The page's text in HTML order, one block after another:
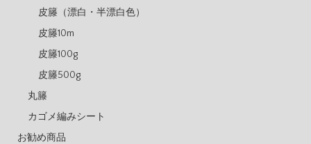
皮籐（漂白・半漂白色）
皮籐10m
皮籐100g
皮籐500g
丸籐
カゴメ編みシート
お勧め商品